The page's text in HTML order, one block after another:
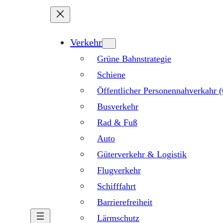
Verkehr
Grüne Bahnstrategie
Schiene
Öffentlicher Personennahverkahr
Busverkehr
Rad & Fuß
Auto
Güterverkehr & Logistik
Flugverkehr
Schifffahrt
Barrierefreiheit
Lärmschutz